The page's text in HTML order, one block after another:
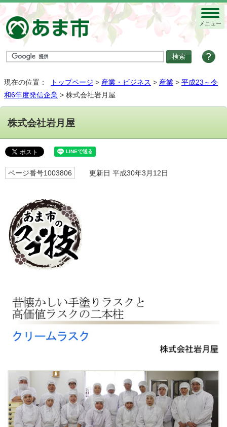
メニュー
現在の位置： トップページ > 産業・ビジネス > 産業 > 平成23～令
和6年度発信企業 > 株式会社岩月屋
株式会社岩月屋
ページ番号1003806 更新日 平成30年3月12日